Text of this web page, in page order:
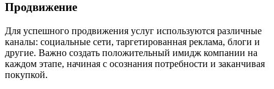
Продвижение
Для успешного продвижения услуг используются различные
каналы: социальные сети, таргетированная реклама, блоги и
другие. Важно создать положительный имидж компании на
каждом этапе, начиная с осознания потребности и заканчивая
покупкой.